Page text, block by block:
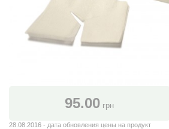
95.00 грн
28.08.2016 - дата обновления цены на продукт